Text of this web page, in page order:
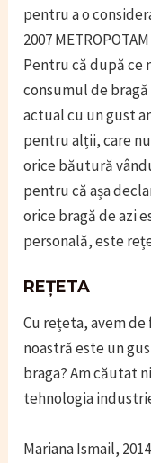
pentru a o
2007
Pentru că după ce
consumul de
actual cu un gust
pentru alții, care
orice băutură
pentru că așa
orice bragă de azi
personală, este
REȚETA
Cu rețeta, avem
noastră este un
braga? Am căutat
tehnologia
Mariana Ismail,